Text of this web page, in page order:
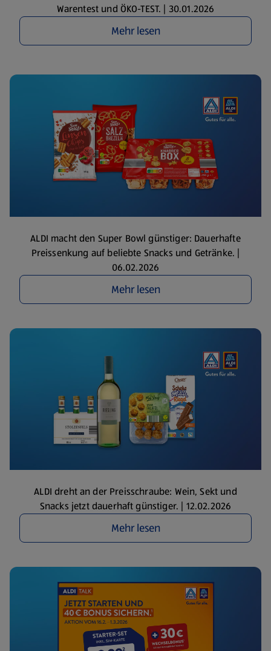
Warentest und ÖKO-TEST. | 30.01.2026
Mehr lesen
ALDI macht den Super Bowl günstiger: Dauerhafte
Preissenkung auf beliebte Snacks und Getränke. |
06.02.2026
Mehr lesen
ALDI dreht an der Preisschraube: Wein, Sekt und
Snacks jetzt dauerhaft günstiger. | 12.02.2026
Mehr lesen